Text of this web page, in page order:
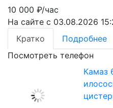
10 000 ₽/час
На сайте с 03.08.2026
Кратко
Подробнее
Посмотреть телефон
Камаз